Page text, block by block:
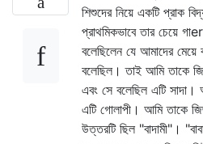
শিশুদের নিয়ে একটি প্রাক
প্রাথমিকভাবে তার চেয়ে
বলেছিলেন যে আমাদের মেয়ে
বলেছিল। তাই আমি তাকে
এবং সে বলেছিল এটি সাদা।
এটি গোলাপী। আমি তাকে
উত্তরটি ছিল "বাদামী"।